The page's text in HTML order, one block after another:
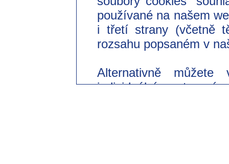
používané na našem
i třetí strany (včetně
rozsahu popsaném v
Alternativně
individuální nastavení